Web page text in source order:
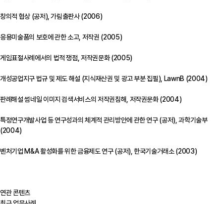
창의적 협상 (공저), 가림출판사 (2006)
응용미술품의 보호에 관한 소고, 저작권 (2005)
게임표절사례에서의 법적 쟁점, 저작권문화 (2005)
개성공업지구 법규 및 제도 해설 (지식재산권 및 광고 부분 집필), LawnB (2004)
판례해설 썸네일 이미지 검색서비스의 저작권침해, 저작권문화 (2004)
특정연구개발사업 등 연구성과의 체계적 관리방안에 관한 연구 (공저), 과학기술부
(2004)
벤처기업 M&A 활성화를 위한 금융제도 연구 (공저), 한국기술거래소 (2003)
연관 콘텐츠